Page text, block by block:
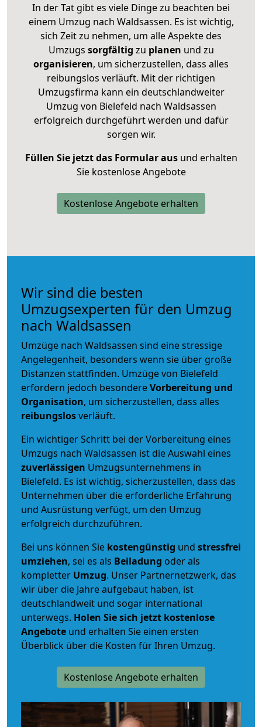
In der Tat gibt es viele Dinge zu beachten bei
einem Umzug nach Waldsassen. Es ist wichtig,
sich Zeit zu nehmen, um alle Aspekte des
Umzugs sorgfältig zu planen und zu
organisieren, um sicherzustellen, dass alles
reibungslos verläuft. Mit der richtigen
Umzugsfirma kann ein deutschlandweiter
Umzug von Bielefeld nach Waldsassen
erfolgreich durchgeführt werden und dafür
sorgen wir.
Füllen Sie jetzt das Formular ausund erhalten
Sie kostenlose Angebote
Kostenlose Angebote erhalten
Wir sind die besten
Umzugsexperten für den Umzug
nach Waldsassen
Umzüge nach Waldsassen sind eine stressige
Angelegenheit, besonders wenn sie über große
Distanzen stattfinden. Umzüge von Bielefeld
erfordern jedoch besondereVorbereitung und
Organisation, um sicherzustellen, dass alles
reibungslosverläuft.
Ein wichtiger Schritt bei der Vorbereitung eines
Umzugs nach Waldsassen ist die Auswahl eines
zuverlässigen Umzugsunternehmens in
Bielefeld. Es ist wichtig, sicherzustellen, dass das
Unternehmen über die erforderliche Erfahrung
und Ausrüstung verfügt, um den Umzug
erfolgreich durchzuführen.
Bei uns können Sie kostengünstig und stressfrei
umziehen, sei es als Beiladung oder als
kompletter Umzug. Unser Partnernetzwerk, das
wir über die Jahre aufgebaut haben, ist
deutschlandweit und sogar international
unterwegs. Holen Sie sich jetzt kostenlose
Angebote und erhalten Sie einen ersten
Überblick über die Kosten für Ihren Umzug.
Kostenlose Angebote erhalten